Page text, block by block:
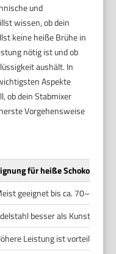
und
wissen, ob dein
keine heiße Brühe in
nötig ist und ob
aushält. In
Aspekte
ob dein Stabmixer
Vorgehensweise
für heiße Schokolade
geeignet bis ca. 70–90 °C
besser als Kunststoff
Leistung ist vorteilhaft